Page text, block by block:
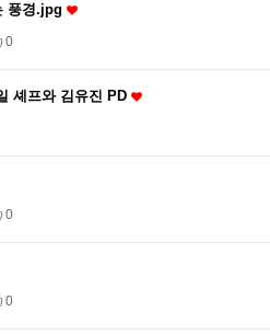
풍경.jpg
0
셰프와 김유진 PD
0
0